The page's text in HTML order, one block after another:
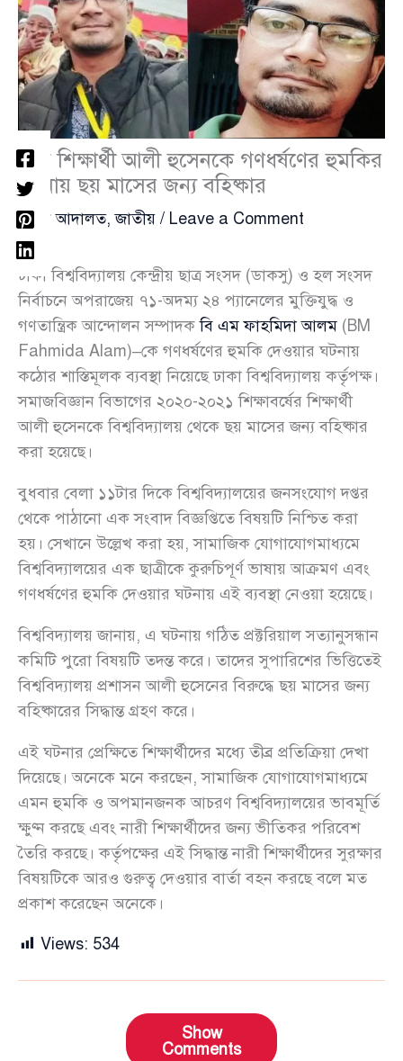
ঢাবি শিক্ষার্থী আলী হুসেনকে গণধর্ষণের হুমকির
ঘটনায় ছয় মাসের জন্য বহিষ্কার
আইন আদালত,জাতীয় / Leave a Comment
ঢাকা বিশ্ববিদ্যালয় কেন্দ্রীয় ছাত্র সংসদ (ডাকসু) ও হল সংসদ
নির্বাচনে অপরাজেয় ৭১-অদম্য ২৪ প্যানেলের মুক্তিযুদ্ধ ও
গণতান্ত্রিক আন্দোলন সম্পাদকবি এম ফাহমিদা আলম (BM
Fahmida Alam)–কে গণধর্ষণের হুমকি দেওয়ার ঘটনায়
কঠোর শাস্তিমূলক ব্যবস্থা নিয়েছে ঢাকা বিশ্ববিদ্যালয় কর্তৃপক্ষ।
সমাজবিজ্ঞান বিভাগের ২০২০-২০২১ শিক্ষাবর্ষের শিক্ষার্থী
আলী হুসেনকে বিশ্ববিদ্যালয় থেকে ছয় মাসের জন্য বহিষ্কার
করা হয়েছে।
বুধবার বেলা ১১টার দিকে বিশ্ববিদ্যালয়ের জনসংযোগ দপ্তর
থেকে পাঠানো এক সংবাদ বিজ্ঞপ্তিতে বিষয়টি নিশ্চিত করা
হয়। সেখানে উল্লেখ করা হয়, সামাজিক যোগাযোগমাধ্যমে
বিশ্ববিদ্যালয়ের এক ছাত্রীকে কুরুচিপূর্ণ ভাষায় আক্রমণ এবং
গণধর্ষণের হুমকি দেওয়ার ঘটনায় এই ব্যবস্থা নেওয়া হয়েছে।
বিশ্ববিদ্যালয় জানায়, এ ঘটনায় গঠিত প্রক্টরিয়াল সত্যানুসন্ধান
কমিটি পুরো বিষয়টি তদন্ত করে। তাদের সুপারিশের ভিত্তিতেই
বিশ্ববিদ্যালয় প্রশাসন আলী হুসেনের বিরুদ্ধে ছয় মাসের জন্য
বহিষ্কারের সিদ্ধান্ত গ্রহণ করে।
এই ঘটনার প্রেক্ষিতে শিক্ষার্থীদের মধ্যে তীব্র প্রতিক্রিয়া দেখা
দিয়েছে। অনেকে মনে করছেন, সামাজিক যোগাযোগমাধ্যমে
এমন হুমকি ও অপমানজনক আচরণ বিশ্ববিদ্যালয়ের ভাবমূর্তি
ক্ষুণ্ন করছে এবং নারী শিক্ষার্থীদের জন্য ভীতিকর পরিবেশ
তৈরি করছে। কর্তৃপক্ষের এই সিদ্ধান্ত নারী শিক্ষার্থীদের সুরক্ষার
বিষয়টিকে আরও গুরুত্ব দেওয়ার বার্তা বহন করছে বলে মত
প্রকাশ করেছেন অনেকে।
Views: 534
Show
Comments